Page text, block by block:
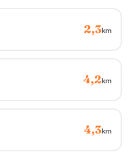
2,3km
4,2km
4,3km